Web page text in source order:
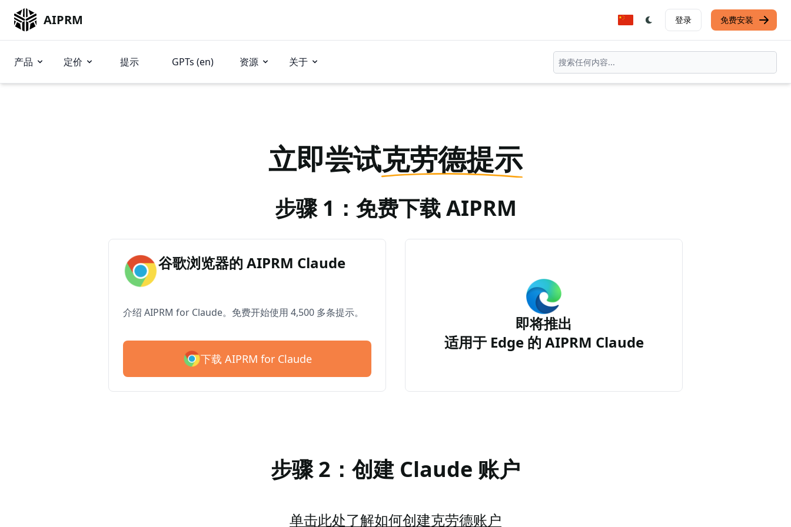
AIPRM 登录 免费安装
产品 定价 提示 GPTs (en) 资源 关于
立即尝试克劳德提示
步骤 1：免费下载 AIPRM
谷歌浏览器的 AIPRM Claude
介绍 AIPRM for Claude。免费开始使用 4,500 多条提示。
下载 AIPRM for Claude
即将推出
适用于 Edge 的 AIPRM Claude
步骤 2：创建 Claude 账户
单击此处了解如何创建克劳德账户